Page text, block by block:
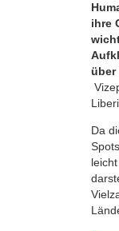
ihre
über
Da